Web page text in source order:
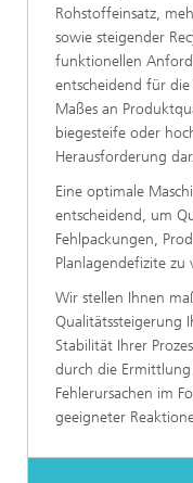
Rohstoffeinsatz,
sowie steigender
funktionellen
entscheidend für
Maßes an
biegesteife oder
Herausforderung dar.
Eine optimale
entscheidend, um
Fehlpackungen,
Planlagendefizite zu
Wir stellen Ihnen
Qualitätssteigerung
Stabilität Ihrer
durch die
Fehlerursachen im
geeigneter